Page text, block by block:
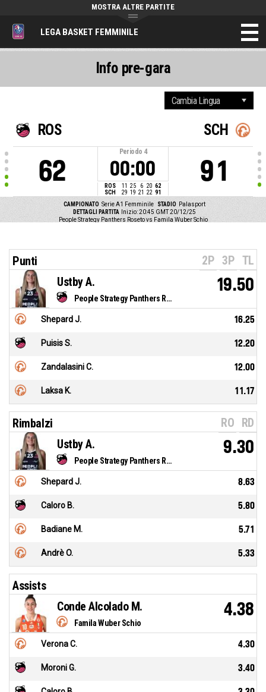
LEGA BASKET FEMMINILE
MOSTRA ALTRE PARTITE
ROS
62
Periodo 4
00:00
ROS 11 25 6 20 62
SCH
29 19 21 22 91
SCH
91
CAMPIONATO Serie A1 Femminile STADIO Palasport
DETTAGLI PARTITA
Inizio: 20:45 GMT 20/12/25
People Strategy Panthers Roseto vs Famila Wuber Schio
Info pre-gara
Punti 2P 3P TL
People Strategy Panthers Roseto
Ustby A. 19.50
Shepard J. 16.25
Puisis S. 12.20
Zandalasini C. 12.00
Laksa K. 11.17
Rimbalzi RO RD
People Strategy Panthers Roseto
Ustby A. 9.30
Shepard J. 8.63
Caloro B. 5.80
Badiane M. 5.71
Andrè O. 5.33
Assists
Famila Wuber Schio
Conde Alcolado M. 4.38
Verona C. 4.30
Moroni G. 3.40